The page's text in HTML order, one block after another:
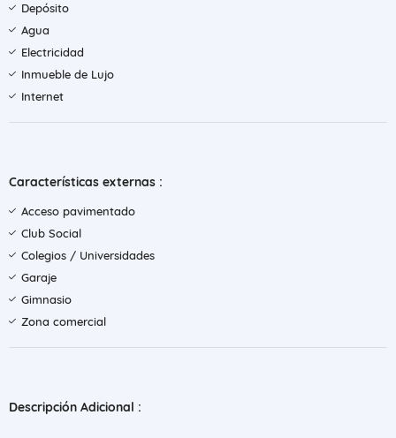
Depósito
Agua
Electricidad
Inmueble de Lujo
Internet
Características externas :
Acceso pavimentado
Club Social
Colegios / Universidades
Garaje
Gimnasio
Zona comercial
Descripción Adicional :